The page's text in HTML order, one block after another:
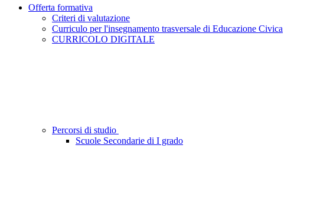
Offerta formativa
Criteri di valutazione
Curriculo per l'insegnamento trasversale di Educazione Civica
CURRICOLO DIGITALE
Percorsi di studio
Scuole Secondarie di I grado